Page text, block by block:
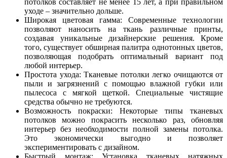
потолков составляет не менее 15 лет, а при правильном
уходе – значительно дольше.
Широкая цветовая гамма: Современные технологии
позволяют наносить на ткань различные принты,
создавая уникальные дизайнерские решения. Кроме
того, существует обширная палитра однотонных цветов,
позволяющая подобрать оптимальный вариант под
любой интерьер.
Простота ухода: Тканевые потолки легко очищаются от
пыли и загрязнений с помощью влажной губки или
пылесоса с мягкой щеткой. Специальные чистящие
средства обычно не требуются.
Возможность покраски: Некоторые типы тканевых
потолков можно покрасить несколько раз, обновляя
интерьер без необходимости полной замены потолка.
Это экономически выгодно и позволяет
экспериментировать с дизайном.